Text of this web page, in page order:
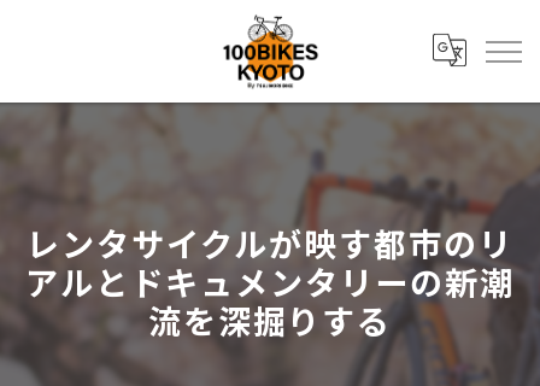
レンタサイクルが映す都市のリ
アルとドキュメンタリーの新潮
流を深掘りする